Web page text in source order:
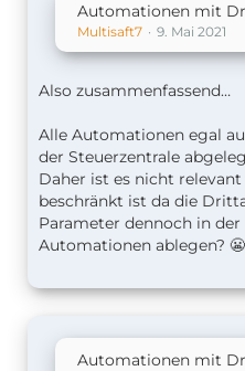
Automationen mit
Multisaft7 9. Mai 2021
Also zusammenfassend…
Alle Automationen egal
der Steuerzentrale
Daher ist es nicht
beschränkt ist da die
Parameter dennoch in
Automationen ablegen? 😬
Automationen mit